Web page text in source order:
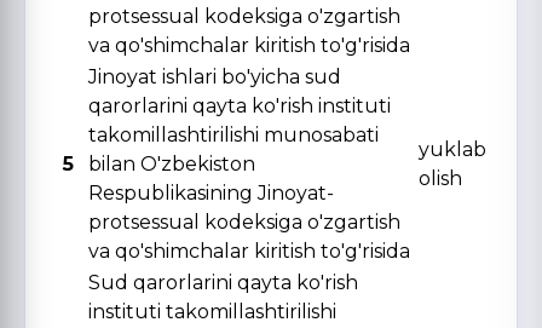
protsessual kodeksiga o'zgartish
va qo'shimchalar kiritish to'g'risida
5
Jinoyat ishlari bo'yicha sud
qarorlarini qayta ko'rish instituti
takomillashtirilishi munosabati
bilan O'zbekiston
Respublikasining Jinoyat-
protsessual kodeksiga o'zgartish
va qo'shimchalar kiritish to'g'risida
yuklab
olish
Sud qarorlarini qayta ko'rish
instituti takomillashtirilishi